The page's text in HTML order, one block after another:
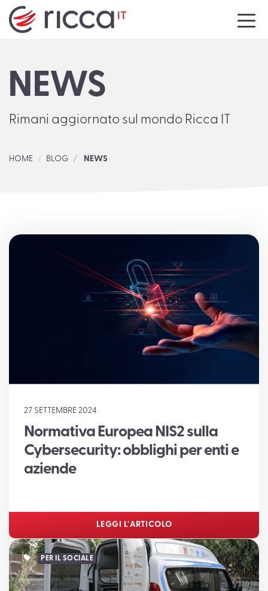
SERVIZI
SUPPORTO
NEWS
Rimani aggiornato sul mondo Ricca IT
HOME BLOG NEWS
27 SETTEMBRE 2024
Normativa Europea NIS2 sulla
Cybersecurity: obblighi per enti e
aziende
LEGGI L'ARTICOLO
PER IL SOCIALE